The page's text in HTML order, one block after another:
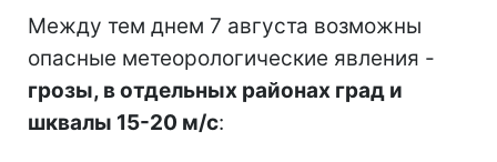
Между тем днем 7 августа возможны
опасные метеорологические явления -
грозы, в отдельных районах град и
шквалы 15-20 м/с: